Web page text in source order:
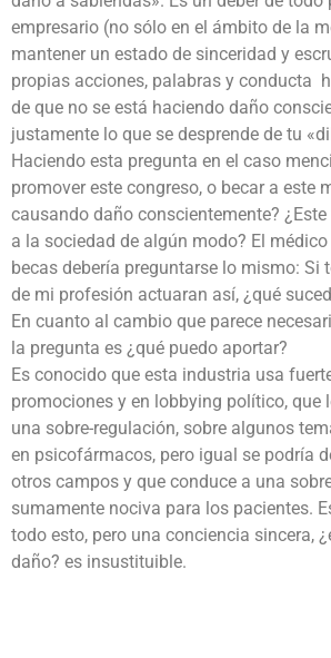
empresario (no sólo en el ámbito de la
mantener un estado de sinceridad y
propias acciones, palabras y conducta
de que no se está haciendo daño
justamente lo que se desprende de tu
Haciendo esta pregunta en el caso
promover este congreso, o becar a este
causando daño conscientemente?
a la sociedad de algún modo? El
becas debería preguntarse lo mismo: Si
de mi profesión actuaran así, ¿qué
En cuanto al cambio que parece
la pregunta es ¿qué puedo aportar?
Es conocido que esta industria usa
promociones y en lobbying político, que
una sobre-regulación, sobre algunos
en psicofármacos, pero igual se podría
otros campos y que conduce a una
sumamente nociva para los pacientes.
todo esto, pero una conciencia sincera,
daño? es insustituible.